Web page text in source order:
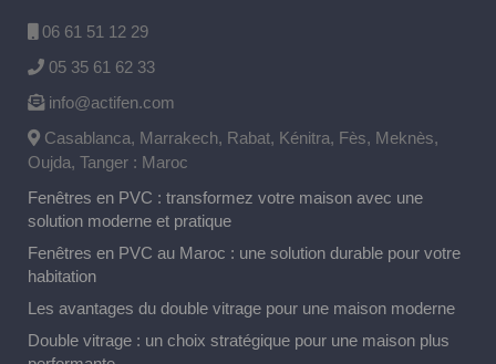
06 61 51 12 29
05 35 61 62 33
info@actifen.com
Casablanca, Marrakech, Rabat, Kénitra, Fès, Meknès,
Oujda, Tanger : Maroc
Fenêtres en PVC : transformez votre maison avec une
solution moderne et pratique
Fenêtres en PVC au Maroc : une solution durable pour votre
habitation
Les avantages du double vitrage pour une maison moderne
Double vitrage : un choix stratégique pour une maison plus